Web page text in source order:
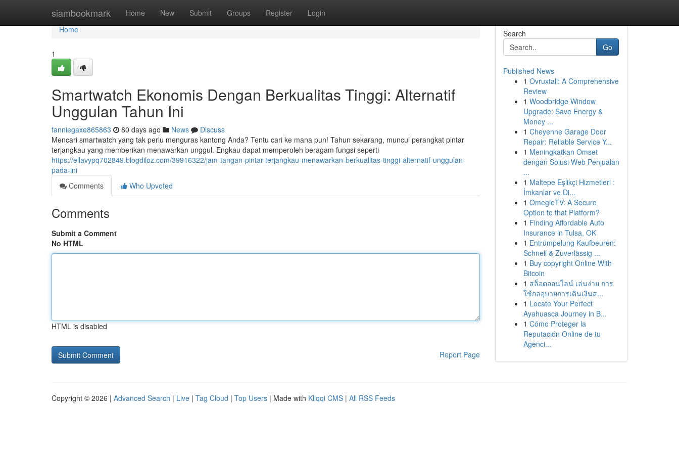
siambookmark Home New Submit Groups Register Login
Home
Home
1
Smartwatch Ekonomis Dengan Berkualitas Tinggi: Alternatif
Unggulan Tahun Ini
fanniegaxe865863 80 days ago News
Discuss
Mencari smartwatch yang tak perlu menguras kantong Anda? Tentu cari ke mana pun! Tahun sekarang, muncul perangkat pintar
terjangkau yang memberikan menawarkan unggul. Engkau dapat memperoleh beragam fungsi seperti
https://ellavypq702849.blogdiloz.com/39916322/jam-tangan-pintar-terjangkau-menawarkan-berkualitas-tinggi-alternatif-unggulan-
pada-ini
Comments
Who Upvoted
Comments
Submit a Comment
No HTML
HTML is disabled
Report Page
Search
Go
Published News
1 Ovruxtali: A Comprehensive
Review
1 Woodbridge Window
Upgrade: Save Energy &
Money ...
1 Cheyenne Garage Door
Repair: Reliable Service Y...
1 Meningkatkan Omset
dengan Solusi Web Penjualan
...
1 Maltepe Eşlikçi Hizmetleri :
İmkanlar ve Di...
1 OmegleTV: A Secure
Option to that Platform?
1 Finding Affordable Auto
Insurance in Tulsa, OK
1 Entrümpelung Kaufbeuren:
Schnell & Zuverlässig ...
1 Buy copyright Online With
Bitcoin
1 สล็อตออนไลน์ เล่นง่าย การ
ใช้กลอุบายการเดินเงินส...
1 Locate Your Perfect
Ayahuasca Journey in B...
1 Cómo Proteger la
Reputación Online de tu
Agenci...
Copyright © 2026 | Advanced Search | Live | Tag Cloud | Top Users | Made with Kliqqi CMS | All RSS Feeds